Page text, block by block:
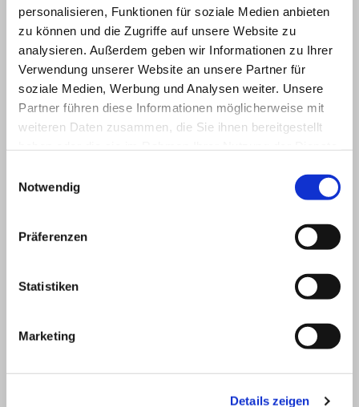
personalisieren, Funktionen für soziale Medien anbieten
zu können und die Zugriffe auf unsere Website zu
analysieren. Außerdem geben wir Informationen zu Ihrer
Verwendung unserer Website an unsere Partner für
soziale Medien, Werbung und Analysen weiter. Unsere
Partner führen diese Informationen möglicherweise mit
weiteren Daten zusammen, die Sie ihnen bereitgestellt
Notwendig
Präferenzen
Statistiken
Marketing
Details zeigen